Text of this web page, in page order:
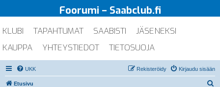
Foorumi – Saabclub.fi
KLUBI TAPAHTUMAT SAABISTI
JÄSENEKSI
KAUPPA
YHTEYSTIEDOT TIETOSUOJA
UKK Kirjaudu sisään
Rekisteröidy
Etusivu